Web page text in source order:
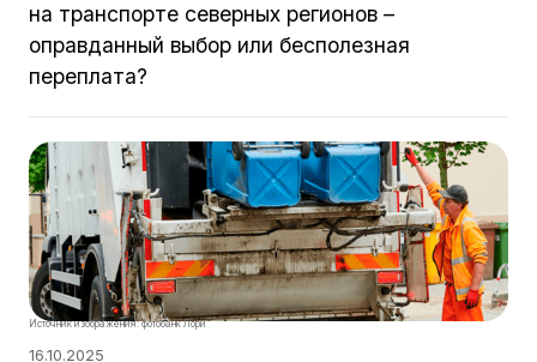
на транспорте северных регионов –
оправданный выбор или бесполезная
переплата?
Источник изображения: фотобанк Лори
16.10.2025